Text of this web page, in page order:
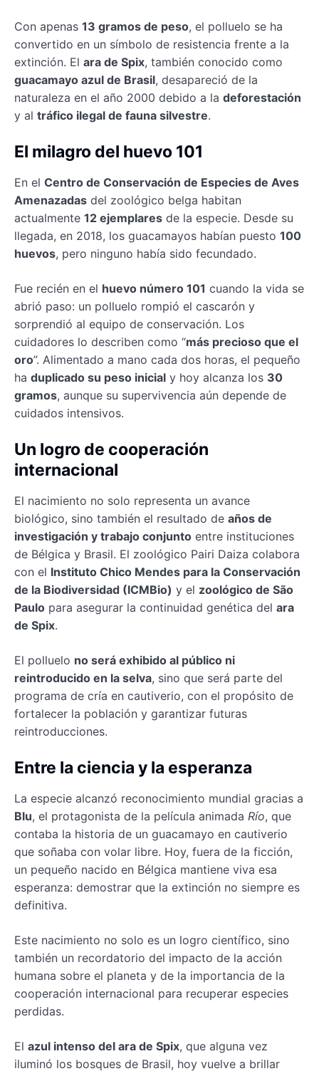
Con apenas 13 gramos de peso, el polluelo se ha
convertido en un símbolo de resistencia frente a la
extinción. El ara de Spix, también conocido como
guacamayo azul de Brasil, desapareció de la
naturaleza en el año 2000 debido a la deforestación
y al tráfico ilegal de fauna silvestre.
El milagro del huevo 101
En el Centro de Conservación de Especies de Aves
Amenazadas del zoológico belga habitan
actualmente 12 ejemplares de la especie. Desde su
llegada, en 2018, los guacamayos habían puesto 100
huevos, pero ninguno había sido fecundado.
Fue recién en el huevo número 101 cuando la vida se
abrió paso: un polluelo rompió el cascarón y
sorprendió al equipo de conservación. Los
cuidadores lo describen como “más precioso que el
oro”. Alimentado a mano cada dos horas, el pequeño
ha duplicado su peso inicial y hoy alcanza los 30
gramos, aunque su supervivencia aún depende de
cuidados intensivos.
Un logro de cooperación
internacional
El nacimiento no solo representa un avance
biológico, sino también el resultado de años de
investigación y trabajo conjunto entre instituciones
de Bélgica y Brasil. El zoológico Pairi Daiza colabora
con el Instituto Chico Mendes para la Conservación
de la Biodiversidad (ICMBio) y el zoológico de São
Paulo para asegurar la continuidad genética del ara
de Spix.
El polluelo no será exhibido al público ni
reintroducido en la selva, sino que será parte del
programa de cría en cautiverio, con el propósito de
fortalecer la población y garantizar futuras
reintroducciones.
Entre la ciencia y la esperanza
La especie alcanzó reconocimiento mundial gracias a
Blu, el protagonista de la película animada Río, que
contaba la historia de un guacamayo en cautiverio
que soñaba con volar libre. Hoy, fuera de la ficción,
un pequeño nacido en Bélgica mantiene viva esa
esperanza: demostrar que la extinción no siempre es
definitiva.
Este nacimiento no solo es un logro científico, sino
también un recordatorio del impacto de la acción
humana sobre el planeta y de la importancia de la
cooperación internacional para recuperar especies
perdidas.
El azul intenso del ara de Spix, que alguna vez
iluminó los bosques de Brasil, hoy vuelve a brillar